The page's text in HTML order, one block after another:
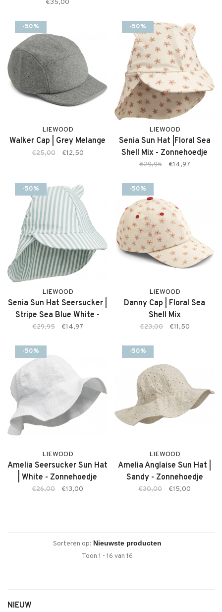
€35,00
-50%
LIEWOOD
Walker Cap | Grey Melange
€25,00 €12,50
-50%
LIEWOOD
Senia Sun Hat |Floral Sea
Shell Mix - Zonnehoedje
€29,95 €14,97
-50%
LIEWOOD
Senia Sun Hat Seersucker |
Stripe Sea Blue White -
Zonnehoedje
€29,95 €14,97
-50%
LIEWOOD
Danny Cap | Floral Sea
Shell Mix
€23,00 €11,50
-50%
LIEWOOD
Amelia Seersucker Sun Hat
| White - Zonnehoedje
€26,00 €13,00
-50%
LIEWOOD
Amelia Anglaise Sun Hat |
Sandy - Zonnehoedje
€30,00 €15,00
Sorteren op:
Toon 1 - 16 van 16
NIEUW